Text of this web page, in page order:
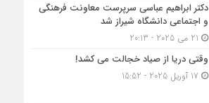
دکتر ابراهیم عباسی سرپرست معاونت فرهنگی
و اجتماعی دانشگاه شیراز شد
وقتی دریا از صیاد خجالت می کشد!